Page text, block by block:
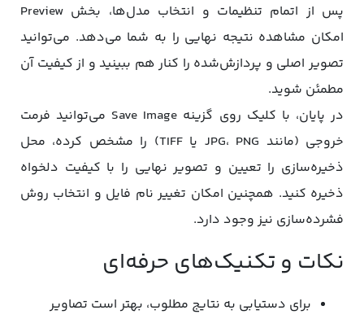
پس از اتمام تنظیمات و انتخاب مدل‌ها، بخش Preview
امکان مشاهده نتیجه نهایی را به شما می‌دهد. می‌توانید
تصویر اصلی و پردازش‌شده را کنار هم ببینید و از کیفیت آن
مطمئن شوید.
در پایان، با کلیک روی گزینه Save Image می‌توانید فرمت
خروجی (مانند JPG، PNG یا TIFF) را مشخص کرده، محل
ذخیره‌سازی را تعیین و تصویر نهایی را با کیفیت دلخواه
ذخیره کنید. همچنین امکان تغییر نام فایل و انتخاب روش
فشرده‌سازی نیز وجود دارد.
نکات و تکنیک‌های حرفه‌ای
برای دستیابی به نتایج مطلوب، بهتر است تصاویر